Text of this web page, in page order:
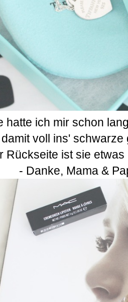
hatte ich mir schon
voll ins'
Rückseite ist sie
- Danke, Mama &